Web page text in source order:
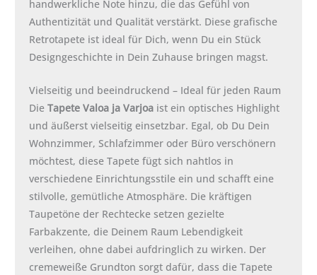
handwerkliche Note hinzu, die das Gefühl von
Authentizität und Qualität verstärkt. Diese grafische
Retrotapete ist ideal für Dich, wenn Du ein Stück
Designgeschichte in Dein Zuhause bringen magst.
Vielseitig und beeindruckend – Ideal für jeden Raum
DieTapete Valoa ja Varjoa ist ein optisches Highlight
und äußerst vielseitig einsetzbar. Egal, ob Du Dein
Wohnzimmer, Schlafzimmer oder Büro verschönern
möchtest, diese Tapete fügt sich nahtlos in
verschiedene Einrichtungsstile ein und schafft eine
stilvolle, gemütliche Atmosphäre. Die kräftigen
Taupetöne der Rechtecke setzen gezielte
Farbakzente, die Deinem Raum Lebendigkeit
verleihen, ohne dabei aufdringlich zu wirken. Der
cremeweiße Grundton sorgt dafür, dass die Tapete